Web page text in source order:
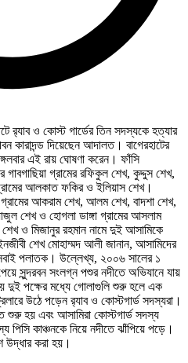
র‌্যাব ও কোস্ট গার্ডের তিন সদস্যকে হত্যার
কারাদন্ড দিয়েছেন আদালত। বাগেরহাটের
এই রায় ঘোষণা করেন। ফাঁসি
গ্রামের রফিকুল শেখ, কুদ্দুস শেখ,
আলকাত ফকির ও ইলিয়াস শেখ।
গ্রামের আকরাম শেখ, আলম শেখ, বাদশা শেখ,
শেখ ও হোগলা ডাঙ্গা গ্রামের আসলাম
ও মিজানুর রহমান নামে দুই আসামিকে
শেখ মোহাম্মদ আলী জানান, আসামিদের
সবাই পলাতক। উল্লেখ্য, ২০০৬ সালের ১
সুন্দরবন সংলগ্ন পশুর নদীতে অভিযানে যায়
দুই পক্ষের মধ্যে গোলাগুলি শুরু হলে এক
উঠে পড়েন র‌্যাব ও কোস্টগার্ড সদস্যরা।
শুরু হয় এবং আসামিরা কোস্টগার্ড সদস্য
কাঞ্চনকে নিয়ে নদীতে ঝাঁপিয়ে পড়ে।
উদ্ধার করা হয়।